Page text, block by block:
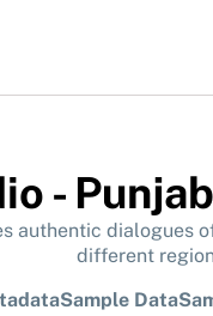
-
authentic
different
Sample Data